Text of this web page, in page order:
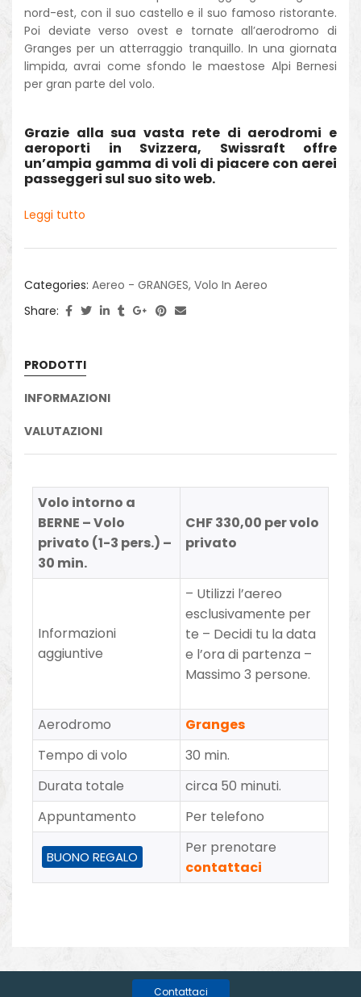
nord-est, con il suo castello e il suo famoso ristorante.
Poi deviate verso ovest e tornate all’aerodromo di
Granges per un atterraggio tranquillo. In una giornata
limpida, avrai come sfondo le maestose Alpi Bernesi
per gran parte del volo.
Grazie alla sua vasta rete di aerodromi e
aeroporti in Svizzera, Swissraft offre
un’ampia gamma di voli di piacere con aerei
passeggeri sul suo sito web.
Leggi tutto
Categories: Aereo - GRANGES, Volo In Aereo
Share:
PRODOTTI
INFORMAZIONI
VALUTAZIONI
Volo intorno a
BERNE – Volo
privato (1-3 pers.) –
30 min.
CHF 330,00 per volo
privato
Informazioni
aggiuntive
– Utilizzi l’aereo
esclusivamente per
te – Decidi tu la data
e l’ora di partenza –
Massimo 3 persone.
Aerodromo
Granges
Tempo di volo
30 min.
Durata totale
circa 50 minuti.
Appuntamento
Per telefono
BUONO REGALO
Per prenotare
contattaci
Contattaci